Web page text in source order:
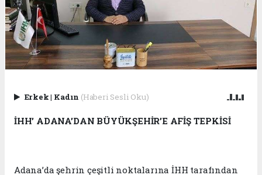
Erkek| Kadın (Haberi Sesli Oku)
İHH’ ADANA’DAN BÜYÜKŞEHİR’E AFİŞ TEPKİSİ
Adana’da şehrin çeşitli noktalarına İHH tarafından